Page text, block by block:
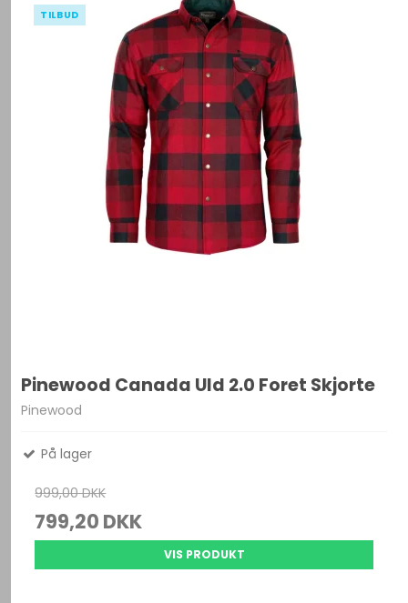
TILBUD
Pinewood Canada Uld 2.0 Foret Skjorte
Pinewood
På lager
999,00 DKK
799,20 DKK
VIS PRODUKT